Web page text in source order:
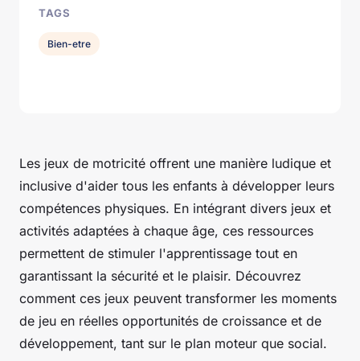
Les jeux de motricité offrent une manière ludique et
inclusive d'aider tous les enfants à développer leurs
compétences physiques. En intégrant divers jeux et
activités adaptées à chaque âge, ces ressources
permettent de stimuler l'apprentissage tout en
garantissant la sécurité et le plaisir. Découvrez
comment ces jeux peuvent transformer les moments
de jeu en réelles opportunités de croissance et de
développement, tant sur le plan moteur que social.
TAGS
Bien-etre